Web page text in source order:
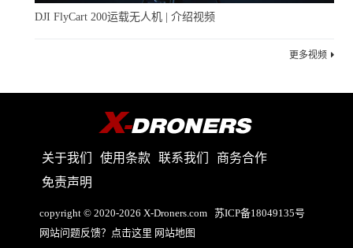
DJI FlyCart 200运载无人机 | 介绍视频
更多视频
关于我们 使用条款 联系我们
商务合作
免责声明
copyright © 2020-2026 X-Droners.com 苏ICP备18049135号
网站问题反馈？点击这里 网站地图